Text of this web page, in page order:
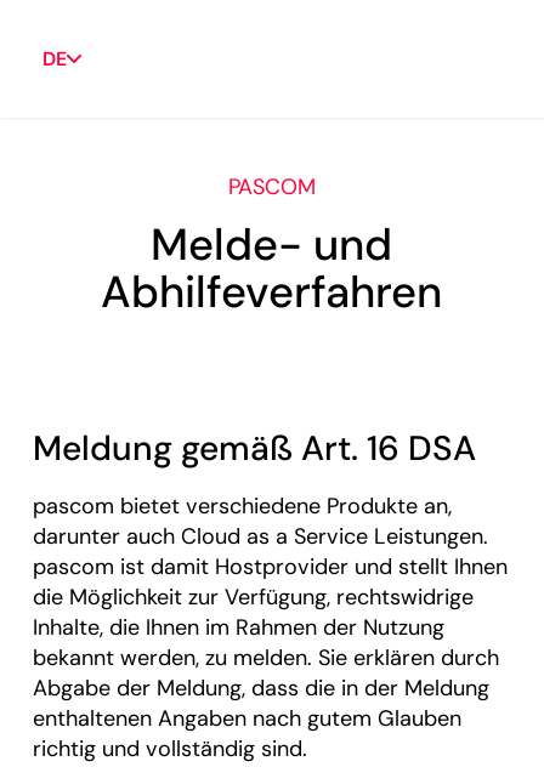
DE
PASCOM
Melde- und
Abhilfeverfahren
Meldung gemäß Art. 16 DSA
pascom bietet verschiedene Produkte an,
darunter auch Cloud as a Service Leistungen.
pascom ist damit Hostprovider und stellt Ihnen
die Möglichkeit zur Verfügung, rechtswidrige
Inhalte, die Ihnen im Rahmen der Nutzung
bekannt werden, zu melden. Sie erklären durch
Abgabe der Meldung, dass die in der Meldung
enthaltenen Angaben nach gutem Glauben
richtig und vollständig sind.